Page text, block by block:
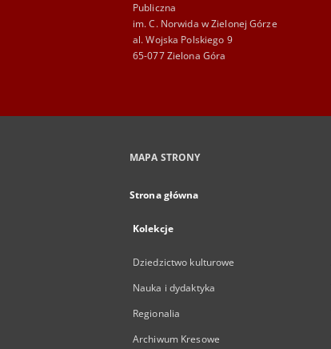
Publiczna
im. C. Norwida w Zielonej Górze
al. Wojska Polskiego 9
65-077 Zielona Góra
MAPA STRONY
Strona główna
Kolekcje
Dziedzictwo kulturowe
Nauka i dydaktyka
Regionalia
Archiwum Kresowe